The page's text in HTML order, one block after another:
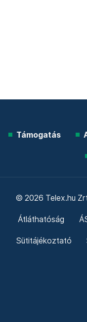
Támogatás
© 2026 Telex.hu
Átláthatóság
Sütitájékoztató